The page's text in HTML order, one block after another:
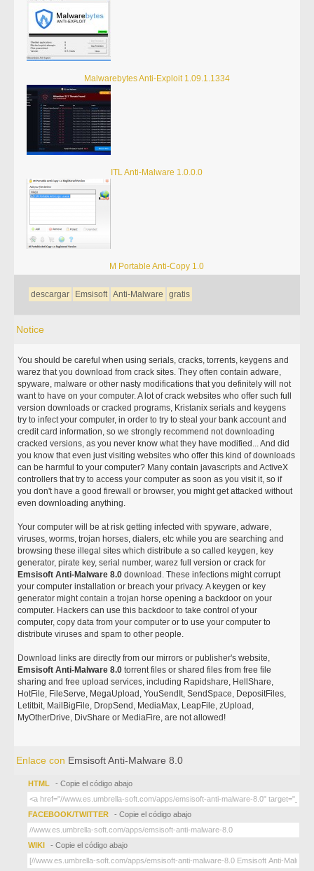
Malwarebytes Anti-Exploit 1.09.1.1334
ITL Anti-Malware 1.0.0.0
M Portable Anti-Copy 1.0
descargar Emsisoft Anti-Malware gratis
Notice
You should be careful when using serials, cracks, torrents, keygens and
warez that you download from crack sites. They often contain adware,
spyware, malware or other nasty modifications that you definitely will not
want to have on your computer. A lot of crack websites who offer such full
version downloads or cracked programs, Kristanix serials and keygens
try to infect your computer, in order to try to steal your bank account and
credit card information, so we strongly recommend not downloading
cracked versions, as you never know what they have modified... And did
you know that even just visiting websites who offer this kind of downloads
can be harmful to your computer? Many contain javascripts and ActiveX
controllers that try to access your computer as soon as you visit it, so if
you don't have a good firewall or browser, you might get attacked without
even downloading anything.
Your computer will be at risk getting infected with spyware, adware,
viruses, worms, trojan horses, dialers, etc while you are searching and
browsing these illegal sites which distribute a so called keygen, key
generator, pirate key, serial number, warez full version or crack for
Emsisoft Anti-Malware 8.0 download. These infections might corrupt
your computer installation or breach your privacy. A keygen or key
generator might contain a trojan horse opening a backdoor on your
computer. Hackers can use this backdoor to take control of your
computer, copy data from your computer or to use your computer to
distribute viruses and spam to other people.
Download links are directly from our mirrors or publisher's website,
Emsisoft Anti-Malware 8.0 torrent files or shared files from free file
sharing and free upload services, including Rapidshare, HellShare,
HotFile, FileServe, MegaUpload, YouSendIt, SendSpace, DepositFiles,
Letitbit, MailBigFile, DropSend, MediaMax, LeapFile, zUpload,
MyOtherDrive, DivShare or MediaFire, are not allowed!
Enlace con Emsisoft Anti-Malware 8.0
HTML - Copie el código abajo
FACEBOOK/TWITTER - Copie el código abajo
WIKI - Copie el código abajo